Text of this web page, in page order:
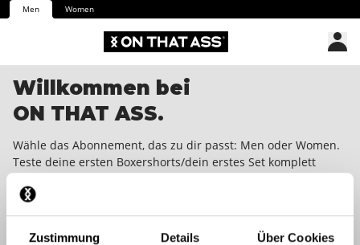
Zustimmung Details Über Cookies
Men Women
Willkommen bei
ON THAT ASS.
Wähle das Abonnement, das zu dir passt: Men oder Women.
Teste deine ersten Boxershorts/dein erstes Set komplett
Überraschung in deinen Briefkasten. Jederzeit mit einer
Kündigungsfrist von einem Monat kündbar. We dare you to
wear it!